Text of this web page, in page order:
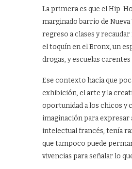
La primera es que el Hip-
marginado barrio de
regreso a clases y
el toquín en el Bronx, un
drogas, y escuelas
Ese contexto hacía que
exhibición, el arte y la
oportunidad a los chicos y
imaginación para expresar
intelectual francés, tenía
que tampoco puede
vivencias para señalar lo